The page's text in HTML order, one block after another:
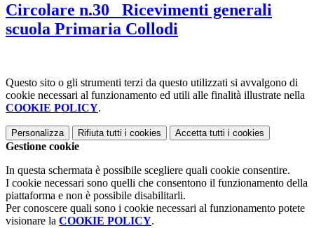
Circolare n.30_ Ricevimenti generali
scuola Primaria Collodi
Questo sito o gli strumenti terzi da questo utilizzati si avvalgono di
cookie necessari al funzionamento ed utili alle finalità illustrate nella
COOKIE POLICY.
Personalizza Rifiuta tutti i cookies Accetta tutti i cookies
Gestione cookie
In questa schermata è possibile scegliere quali cookie consentire.
I cookie necessari sono quelli che consentono il funzionamento della
piattaforma e non è possibile disabilitarli.
Per conoscere quali sono i cookie necessari al funzionamento potete
visionare la COOKIE POLICY.